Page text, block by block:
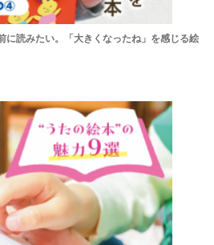
に読みたい。「大きくなったね」を感じる絵